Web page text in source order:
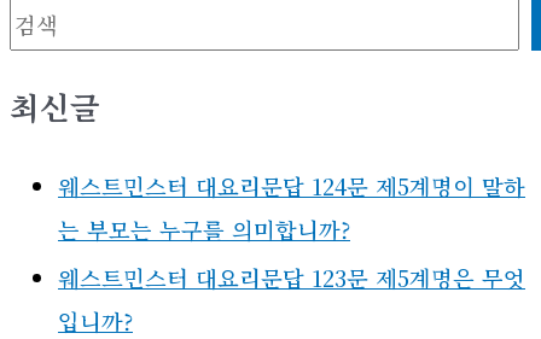
검색
최신글
웨스트민스터 대요리문답 124문 제5계명이 말하
는 부모는 누구를 의미합니까?
웨스트민스터 대요리문답 123문 제5계명은 무엇
입니까?